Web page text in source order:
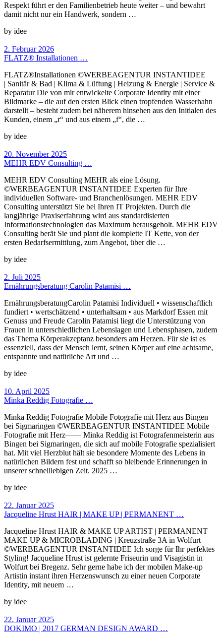
Respekt führt er den Familienbetrieb heute weiter – und bewahrt
damit nicht nur ein Handwerk, sondern …
by idee
2. Februar 2026
FLATZ® Installationen …
FLATZ®Installationen ©WERBEAGENTUR INSTANTIDEE
| Sanitär & Bad | Klima & Lüftung | Heizung & Energie | Service &
Reparatur Die von mir entwickelte Corporate Identity mit einer
Bildmarke – die auf den ersten Blick einen tropfenden Wasserhahn
darstellt – besteht zudem bei näherem hinsehen aus den Initialen des
Kunden, einem „r“ und aus einem „f“, die …
by idee
20. November 2025
MEHR EDV Consulting …
MEHR EDV Consulting MEHR als eine Lösung.
©WERBEAGENTUR INSTANTIDEE Experten für Ihre
individuellen Software- und Branchenlösungen. MEHR EDV
Consulting unterstützt Sie bei Ihren IT Projekten. Durch die
langjährige Praxiserfahrung wird aus standardisierten
Informationstechnologien das Maximum herausgeholt. MEHR EDV
Consulting berät Sie und plant die komplette IT Kette, von der
ersten Bedarfsermittlung, zum Angebot, über die …
by idee
2. Juli 2025
Ernährungsberatung Carolin Patamisi …
Ernährungs­beratungCarolin Patamisi Individuell • wissenschaftlich
fundiert • wertschätzend • unterhaltsam • aus Markdorf Essen mit
Genuss und Freude Carolin Patamisi liegt die Unterstützung von
Frauen in unterschiedlichen Lebenslagen und Lebensphasen, zudem
das Thema Körperakzeptanz besonders am Herzen. Für sie ist es
essenziell, dass der Mensch lernt, seinen Körper auf eine achtsame,
entspannte und natürliche Art und …
by idee
10. April 2025
Minka Reddig Fotografie …
Minka Reddig Fotografie Mobile Fotografie mit Herz aus Bingen
bei Sigmaringen ©WERBEAGENTUR INSTANTIDEE Mobile
Fotografie mit Herz—— Minka Reddig ist Fotografenmeisterin aus
Bingen bei Sigmaringen, die sich auf mobile Fotografie spezialisiert
hat. Mit viel Herzblut hält sie besondere Momente des Lebens in
natürlichen Bildern fest und schafft so bleibende Erinnerungen in
unserer schnelllebigen Zeit. 2025 …
by idee
22. Januar 2025
Jacqueline Hrust HAIR | MAKE UP | PERMANENT …
Jacqueline Hrust HAIR & MAKE UP ARTIST | PERMANENT
MAKE UP & MICROBLADING | Kreuzstraße 3A in Wolfurt
©WERBEAGENTUR INSTANTIDEE Ich sorge für Ihr perfektes
Styling! Jacqueline Hrust ist gelernte Friseurin und Visagistin in
Wolfurt bei Bregenz. Sehr gerne habe ich der mobilen Make-up
Artistin instant ihren Herzenswunsch zu einer neuen Corporate
Identity, mit neuem …
by idee
22. Januar 2025
DOKIMO | 2017 GERMAN DESIGN AWARD …